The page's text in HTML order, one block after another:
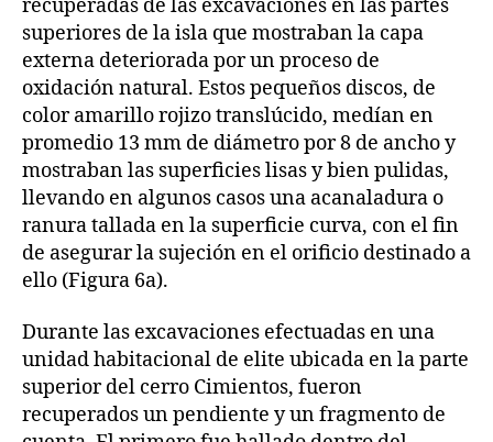
recuperadas de las excavaciones en las partes
superiores de la isla que mostraban la capa
externa deteriorada por un proceso de
oxidación natural. Estos pequeños discos, de
color amarillo rojizo translúcido, medían en
promedio 13 mm de diámetro por 8 de ancho y
mostraban las superficies lisas y bien pulidas,
llevando en algunos casos una acanaladura o
ranura tallada en la superficie curva, con el fin
de asegurar la sujeción en el orificio destinado a
ello (Figura 6a).
Durante las excavaciones efectuadas en una
unidad habitacional de elite ubicada en la parte
superior del cerro Cimientos, fueron
recuperados un pendiente y un fragmento de